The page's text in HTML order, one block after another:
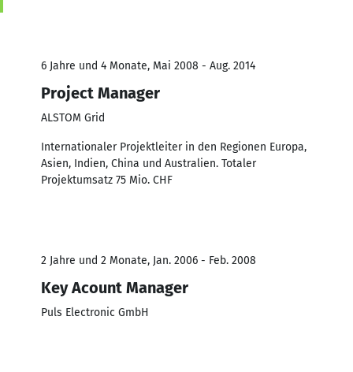
6 Jahre und 4 Monate, Mai 2008 - Aug. 2014
Project Manager
ALSTOM Grid
Internationaler Projektleiter in den Regionen Europa,
Asien, Indien, China und Australien. Totaler
Projektumsatz 75 Mio. CHF
2 Jahre und 2 Monate, Jan. 2006 - Feb. 2008
Key Acount Manager
Puls Electronic GmbH